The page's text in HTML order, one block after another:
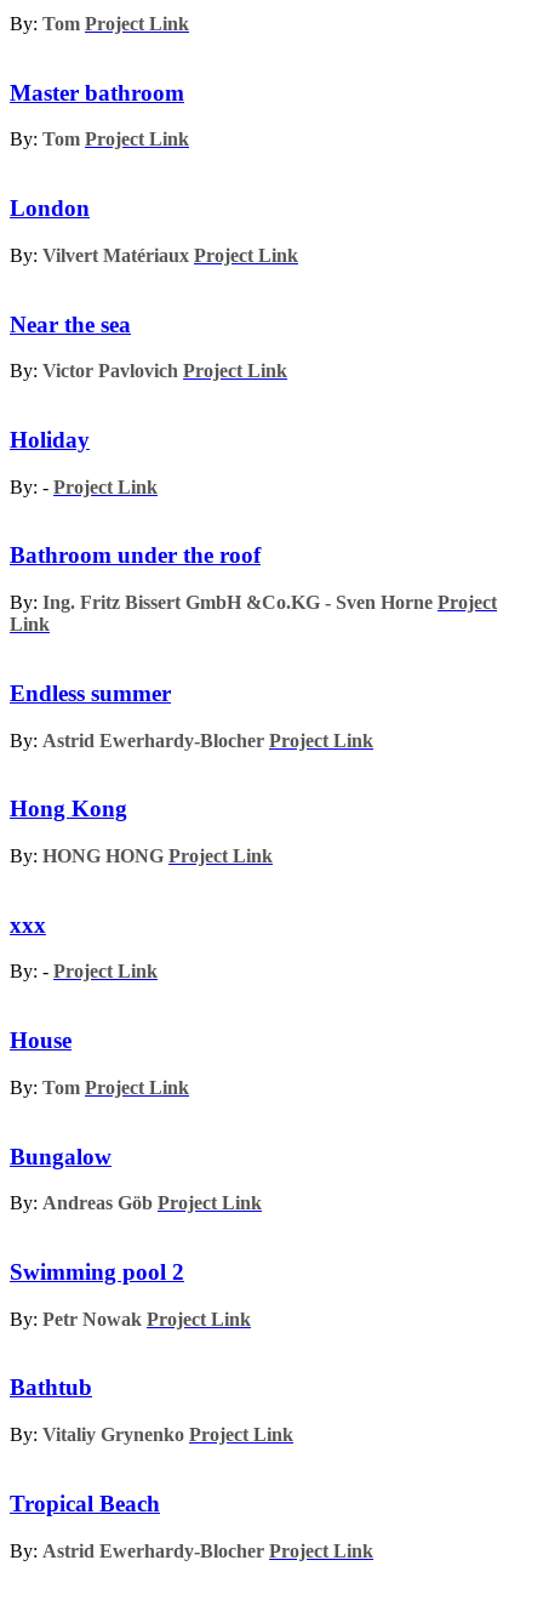
By: Tom Project Link
Master bathroom
By: Tom Project Link
London
By: Vilvert Matériaux Project Link
Near the sea
By: Victor Pavlovich Project Link
Holiday
By: - Project Link
Bathroom under the roof
By: Ing. Fritz Bissert GmbH &Co.KG - Sven Horne Project
Link
Endless summer
By: Astrid Ewerhardy-Blocher Project Link
Hong Kong
By: HONG HONG Project Link
xxx
By: - Project Link
House
By: Tom Project Link
Bungalow
By: Andreas Göb Project Link
Swimming pool 2
By: Petr Nowak Project Link
Bathtub
By: Vitaliy Grynenko Project Link
Tropical Beach
By: Astrid Ewerhardy-Blocher Project Link